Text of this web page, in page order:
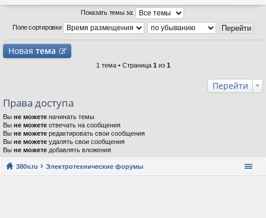
Показать темы за:
Поле сортировки
Новая тема
1 тема • Страница 1 из 1
Перейти
Права доступа
Вы не можете начинать темы
Вы не можете отвечать на сообщения
Вы не можете редактировать свои сообщения
Вы не можете удалять свои сообщения
Вы не можете добавлять вложения
380v.ru Электротехнические форумы